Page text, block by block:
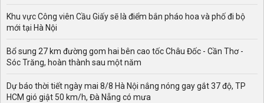
Khu vực Công viên Cầu Giấy sẽ là điểm bắn pháo hoa và phố đi bộ
mới tại Hà Nội
Bổ sung 27 km đường gom hai bên cao tốc Châu Đốc - Cần Thơ -
Sóc Trăng, hoàn thành sau một năm
Dự báo thời tiết ngày mai 8/8 Hà Nội nắng nóng gay gắt 37 độ, TP
HCM gió giật 50 km/h, Đà Nẵng có mưa